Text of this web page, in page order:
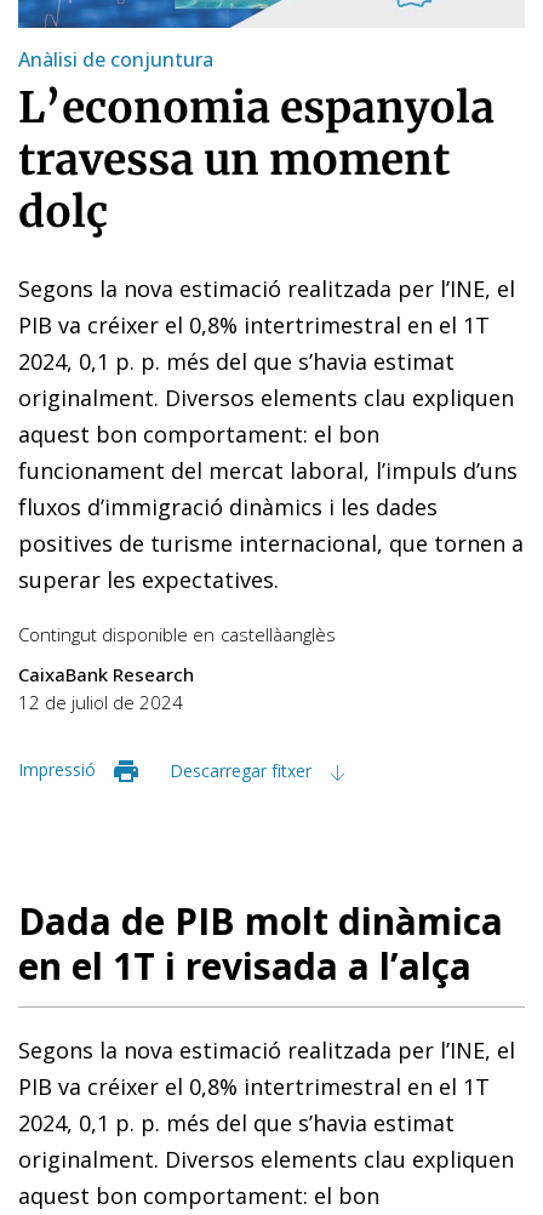
Anàlisi de conjuntura
L’economia espanyola
travessa un moment
dolç
Segons la nova estimació realitzada per l’INE, el
PIB va créixer el 0,8% intertrimestral en el 1T
2024, 0,1 p. p. més del que s’havia estimat
originalment. Diversos elements clau expliquen
aquest bon comportament: el bon
funcionament del mercat laboral, l’impuls d’uns
fluxos d’immigració dinàmics i les dades
positives de turisme internacional, que tornen a
superar les expectatives.
Contingut disponible en castellàanglès
CaixaBank Research
12 de juliol de 2024
Impressió Descarregar fitxer
Dada de PIB molt dinàmica
en el 1T i revisada a l’alça
Segons la nova estimació realitzada per l’INE, el
PIB va créixer el 0,8% intertrimestral en el 1T
2024, 0,1 p. p. més del que s’havia estimat
originalment. Diversos elements clau expliquen
aquest bon comportament: el bon